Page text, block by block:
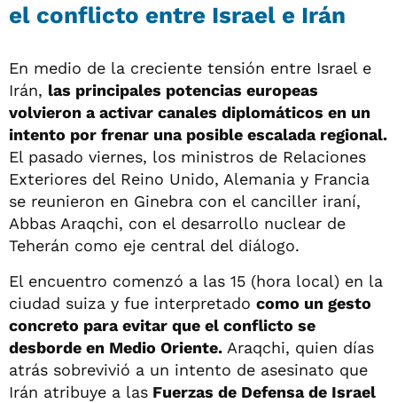
el conflicto entre Israel e Irán
En medio de la creciente tensión entre Israel e
Irán, las principales potencias europeas
volvieron a activar canales diplomáticos en un
intento por frenar una posible escalada regional.
El pasado viernes, los ministros de Relaciones
Exteriores del Reino Unido, Alemania y Francia
se reunieron en Ginebra con el canciller iraní,
Abbas Araqchi, con el desarrollo nuclear de
Teherán como eje central del diálogo.
El encuentro comenzó a las 15 (hora local) en la
ciudad suiza y fue interpretado como un gesto
concreto para evitar que el conflicto se
desborde en Medio Oriente. Araqchi, quien días
atrás sobrevivió a un intento de asesinato que
Irán atribuye a las Fuerzas de Defensa de Israel